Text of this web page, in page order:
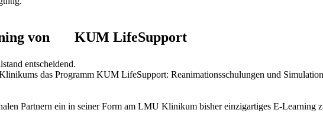
von KUM LifeSupport
entscheidend.
das Programm KUM LifeSupport: Reanimationsschulungen und
Partnern ein in seiner Form am LMU Klinikum bisher einzigartiges E-Learning